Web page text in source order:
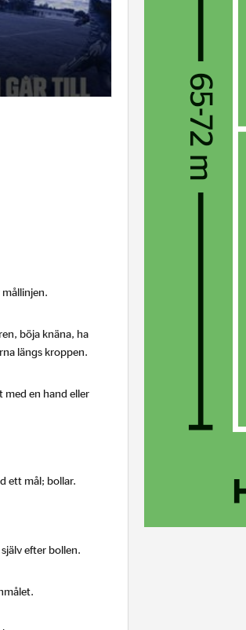
böja knäna, ha
längs kroppen.
med en hand eller
ett mål; bollar.
efter bollen.